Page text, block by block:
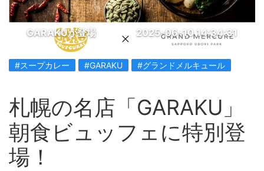
GARAKUが登場 2025-06-10 14:34:31
#スープカレー #GARAKU #グランドメルキュール
札幌の名店「GARAKU」
朝食ビュッフェに特別登
場！